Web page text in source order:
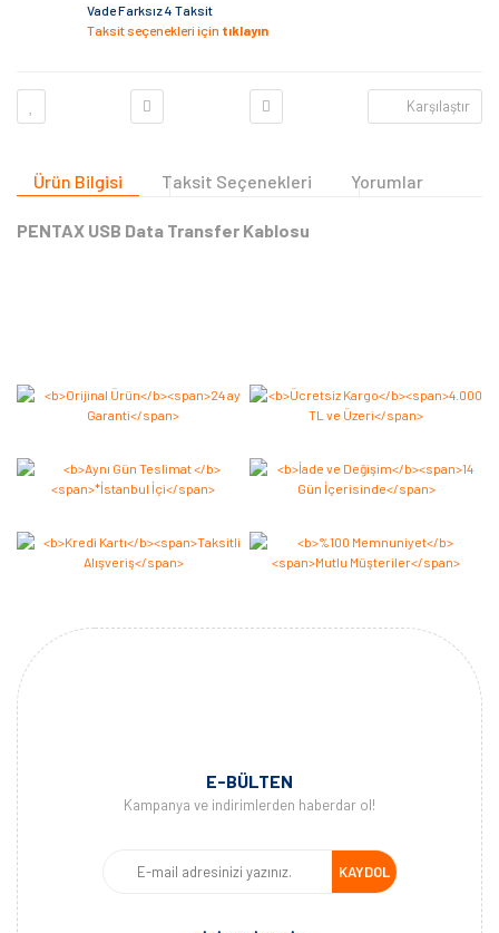
Vade Farksız 4 Taksit
Taksit seçenekleri için tıklayın
Karşılaştır
Ürün Bilgisi Taksit Seçenekleri Yorumlar
PENTAX USB Data Transfer Kablosu
E-BÜLTEN
Kampanya ve indirimlerden haberdar ol!
KAYDOL